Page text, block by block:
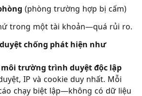
(phòng trường hợp bị cấm)
trong một tài khoản—quá rủi ro.
chống phát hiện như
môi trường trình duyệt độc lập
IP và cookie duy nhất. Mỗi
chạy biệt lập—không có dữ liệu